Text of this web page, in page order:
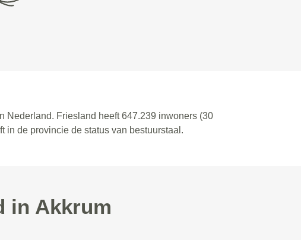
Nederland. Friesland heeft 647.239 inwoners (30
in de provincie de status van bestuurstaal.
in Akkrum